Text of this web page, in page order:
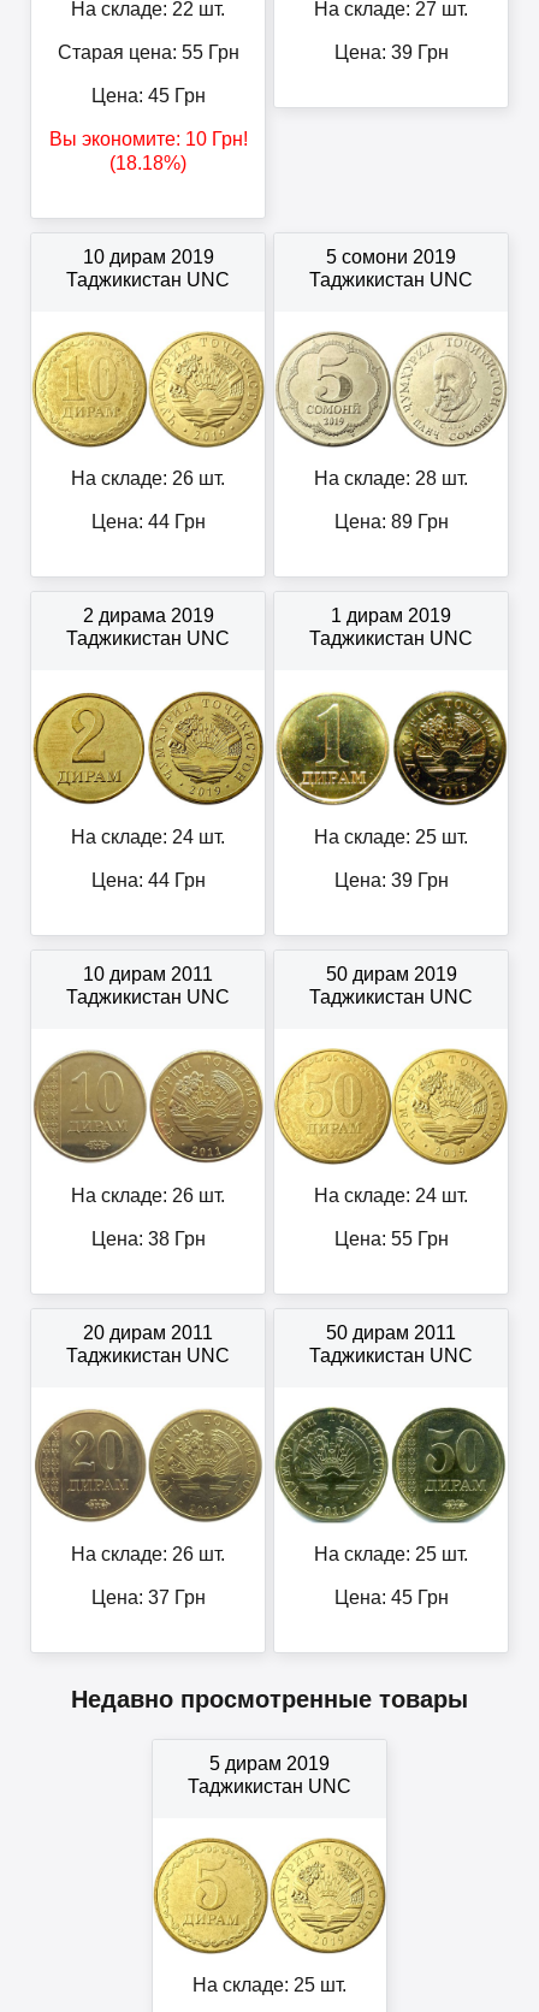
На складе: 22 шт.
Старая цена: 55Грн
Цена: 45Грн
Вы экономите: 10Грн!
(18.18%)
На складе: 27 шт.
Цена: 39Грн
10 дирам 2019
Таджикистан UNC
На складе: 26 шт.
Цена: 44Грн
5 сомони 2019
Таджикистан UNC
На складе: 28 шт.
Цена: 89Грн
2 дирама 2019
Таджикистан UNC
На складе: 24 шт.
Цена: 44Грн
1 дирам 2019
Таджикистан UNC
На складе: 25 шт.
Цена: 39Грн
10 дирам 2011
Таджикистан UNC
На складе: 26 шт.
Цена: 38Грн
50 дирам 2019
Таджикистан UNC
На складе: 24 шт.
Цена: 55Грн
20 дирам 2011
Таджикистан UNC
На складе: 26 шт.
Цена: 37 Грн
50 дирам 2011
Таджикистан UNC
На складе: 25 шт.
Цена: 45Грн
Недавно просмотренные товары
5 дирам 2019
Таджикистан UNC
На складе: 25 шт.